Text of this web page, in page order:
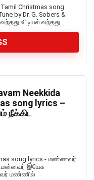
Christmas song
by Dr. G. Sobers &
விடியல் வந்தது ...
Neekkida
song lyrics –
நீக்கிட
song lyrics - மண்ணவர்
இயேசு
மண்ணில்